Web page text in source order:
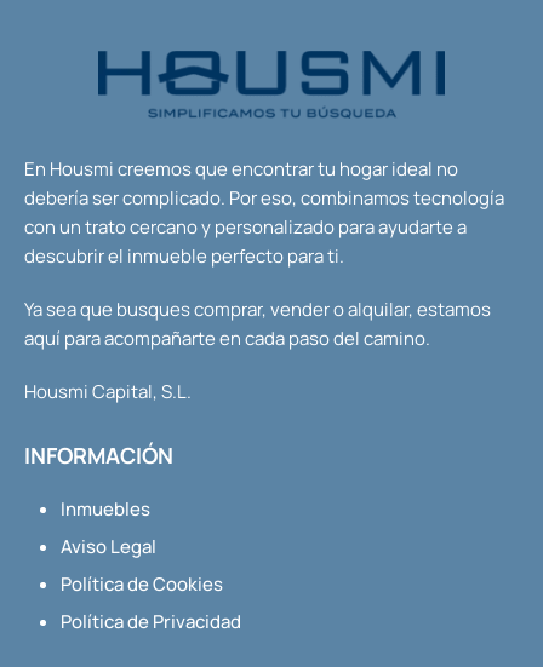
En Housmi creemos que encontrar tu hogar ideal no
debería ser complicado. Por eso, combinamos tecnología
con un trato cercano y personalizado para ayudarte a
descubrir el inmueble perfecto para ti.
Ya sea que busques comprar, vender o alquilar, estamos
aquí para acompañarte en cada paso del camino.
Housmi Capital, S.L.
INFORMACIÓN
Inmuebles
Aviso Legal
Política de Cookies
Política de Privacidad